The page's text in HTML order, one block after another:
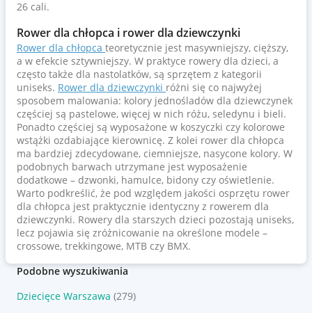
26 cali.
Rower dla chłopca i rower dla dziewczynki
Rower dla chłopca teoretycznie jest masywniejszy, cięższy,
a w efekcie sztywniejszy. W praktyce rowery dla dzieci, a
często także dla nastolatków, są sprzętem z kategorii
uniseks. Rower dla dziewczynki różni się co najwyżej
sposobem malowania: kolory jednośladów dla dziewczynek
częściej są pastelowe, więcej w nich różu, seledynu i bieli.
Ponadto częściej są wyposażone w koszyczki czy kolorowe
wstążki ozdabiające kierownicę. Z kolei rower dla chłopca
ma bardziej zdecydowane, ciemniejsze, nasycone kolory. W
podobnych barwach utrzymane jest wyposażenie
dodatkowe – dzwonki, hamulce, bidony czy oświetlenie.
Warto podkreślić, że pod względem jakości osprzętu rower
dla chłopca jest praktycznie identyczny z rowerem dla
dziewczynki. Rowery dla starszych dzieci pozostają uniseks,
lecz pojawia się zróżnicowanie na określone modele –
crossowe, trekkingowe, MTB czy BMX.
Podobne wyszukiwania
Dziecięce Warszawa (279)